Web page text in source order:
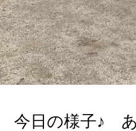
今日の様子♪